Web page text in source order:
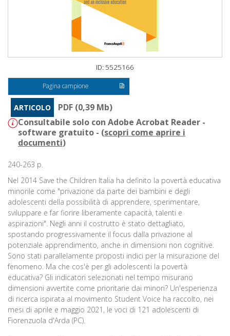
ID: 5525166
Pagina campione
ARTICOLO
PDF (0,39 Mb)
Consultabile solo con Adobe Acrobat Reader -
software gratuito - (scopri come aprire i
documenti)
240-263 p.
Nel 2014 Save the Children Italia ha definito la povertà educativa
minorile come "privazione da parte dei bambini e degli
adolescenti della possibilità di apprendere, sperimentare,
sviluppare e far fiorire liberamente capacità, talenti e
aspirazioni". Negli anni il costrutto è stato dettagliato,
spostando progressivamente il focus dalla privazione al
potenziale apprendimento, anche in dimensioni non cognitive.
Sono stati parallelamente proposti indici per la misurazione del
fenomeno. Ma che cos'è per gli adolescenti la povertà
educativa? Gli indicatori selezionati nel tempo misurano
dimensioni avvertite come prioritarie dai minori? Un'esperienza
di ricerca ispirata al movimento Student Voice ha raccolto, nei
mesi di aprile e maggio 2021, le voci di 121 adolescenti di
Fiorenzuola d'Arda (PC).